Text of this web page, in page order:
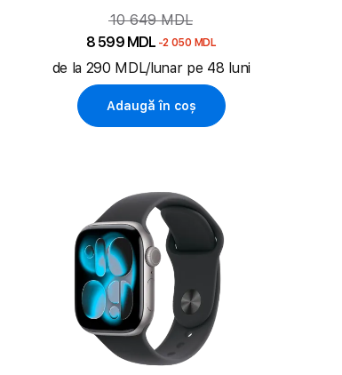
Aluminium
10 649 MDL
8 599 MDL -2 050 MDL
de la 290 MDL/lunar pe 48 luni
Adaugă în coș